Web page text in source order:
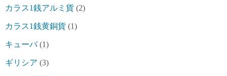
カラス1銭アルミ貨 (2)
カラス1銭黄銅貨 (1)
キューバ(1)
ギリシア (3)